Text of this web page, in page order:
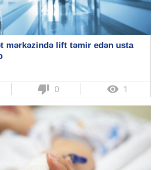
mərkəzində lift təmir edən usta
thumb_down 0  1